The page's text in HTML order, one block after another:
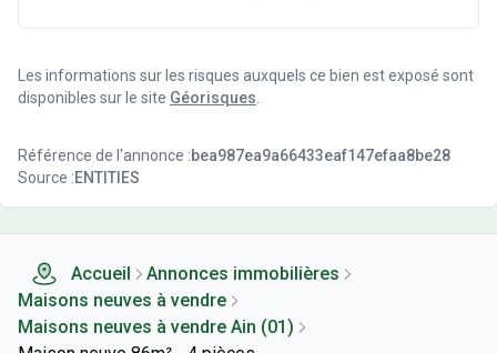
Les informations sur les risques auxquels ce bien est exposé sont
disponibles sur le site Géorisques
Référence de l'annonce :bea987ea9a66433eaf147efaa8be28
Source :ENTITIES
Accueil
Annonces immobilières
Maisons neuves à vendre
Maisons neuves à vendre Ain (01)